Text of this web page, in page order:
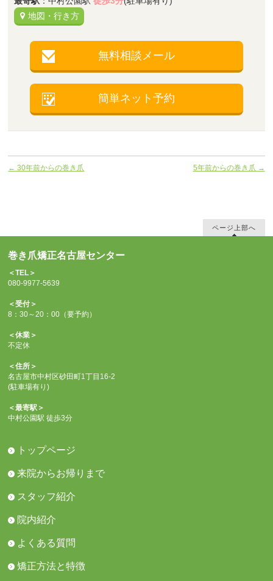
地図・行き方
無料相談メール
簡単ネット予約
← 30年前からの巻き爪 5年前からの巻き爪 →
ページ上部へ
巻き爪矯正名古屋センター
＜TEL＞
080-9977-5639
＜受付＞
8：30～20：00（要予約）
＜休業＞
不定休
＜住所＞
名古屋市中村区砂田町1丁目16-2
(駐車場有り)
＜最寄駅＞
中村公園駅 徒歩3分
トップページ
来院からお帰りまで
スタッフ紹介
院内紹介
よくある質問
矯正方法と特徴